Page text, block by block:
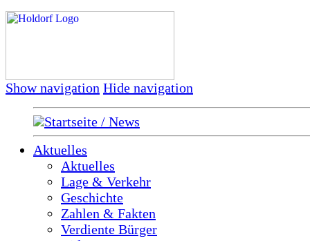
Show navigation Hide navigation
Startseite / News
Aktuelles
Aktuelles
Lage & Verkehr
Geschichte
Zahlen & Fakten
Verdiente Bürger